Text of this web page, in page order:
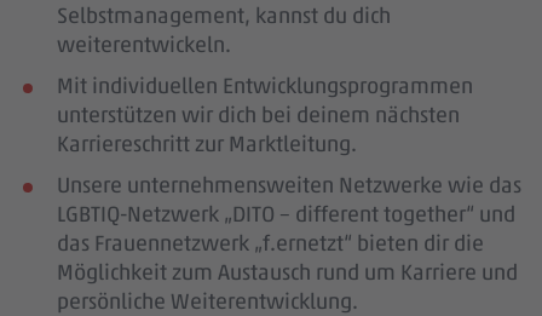
Selbstmanagement, kannst du dich
weiterentwickeln.
Mit individuellen Entwicklungsprogrammen
unterstützen wir dich bei deinem nächsten
Karriereschritt zur Marktleitung.
Unsere unternehmensweiten Netzwerke wie das
LGBTIQ-Netzwerk „DITO – different together“ und
das Frauennetzwerk „f.ernetzt“ bieten dir die
Möglichkeit zum Austausch rund um Karriere und
persönliche Weiterentwicklung.